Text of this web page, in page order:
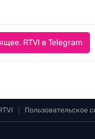
RTVI в Telegram
Пользовательское